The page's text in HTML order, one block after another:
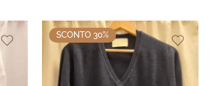
SCONTO 30%